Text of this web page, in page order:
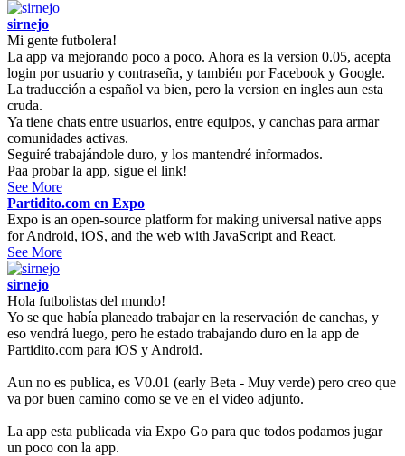
sirnejo
Mi gente futbolera!
La app va mejorando poco a poco. Ahora es la version 0.05, acepta
login por usuario y contraseña, y también por Facebook y Google.
La traducción a español va bien, pero la version en ingles aun esta
cruda.
Ya tiene chats entre usuarios, entre equipos, y canchas para armar
comunidades activas.
Seguiré trabajándole duro, y los mantendré informados.
Paa probar la app, sigue el link!
See More
Partidito.com en Expo
Expo is an open-source platform for making universal native apps
for Android, iOS, and the web with JavaScript and React.
See More
sirnejo
Hola futbolistas del mundo!
Yo se que había planeado trabajar en la reservación de canchas, y
eso vendrá luego, pero he estado trabajando duro en la app de
Partidito.com para iOS y Android.
Aun no es publica, es V0.01 (early Beta - Muy verde) pero creo que
va por buen camino como se ve en el video adjunto.
La app esta publicada via Expo Go para que todos podamos jugar
un poco con la app.